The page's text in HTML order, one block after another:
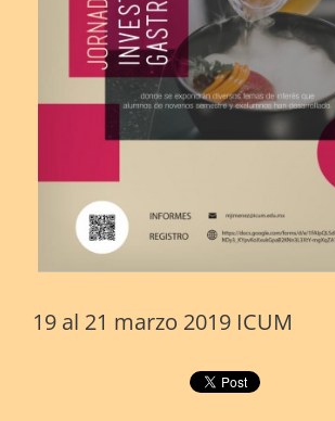
19 al 21 marzo 2019 ICUM